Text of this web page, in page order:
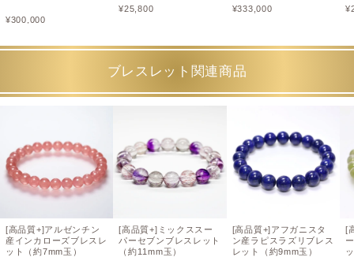
¥300,000
¥25,800 ¥333,000 ¥
ブレスレット関連商品
[高品質+]アルゼンチン
産インカローズブレスレ
ット（約7mm玉）
[高品質+]ミックススー
パーセブンブレスレット
（約11mm玉）
[高品質+]アフガニスタ
ン産ラピスラズリブレス
レット（約9mm玉）
[